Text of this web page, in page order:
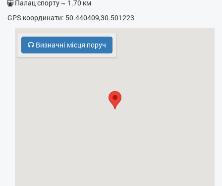
- Фен
- Електрочайник
- Кухонна плита
Палац спорту ~ 1.70 км
GPS координати: 50.440409,30.501223
Визначні місця поруч